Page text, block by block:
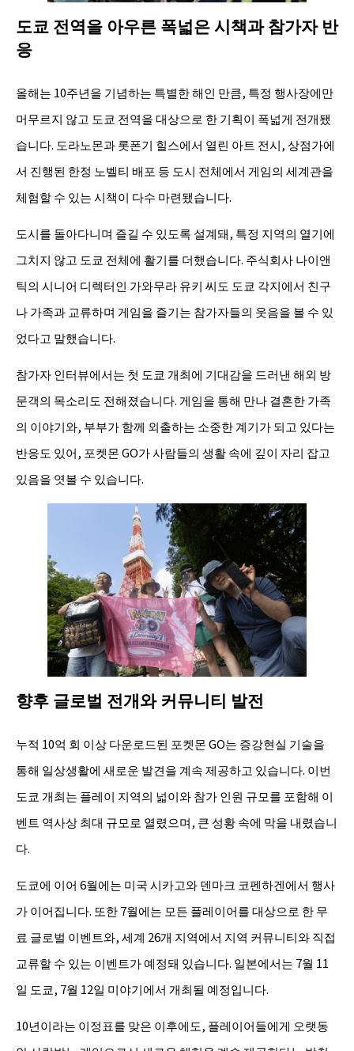
도쿄 전역을 아우른 폭넓은 시책과 참가자 반
응
올해는 10주년을 기념하는 특별한 해인 만큼, 특정 행사장에만
머무르지 않고 도쿄 전역을 대상으로 한 기획이 폭넓게 전개됐
습니다. 도라노몬과 롯폰기 힐스에서 열린 아트 전시, 상점가에
서 진행된 한정 노벨티 배포 등 도시 전체에서 게임의 세계관을
체험할 수 있는 시책이 다수 마련됐습니다.
도시를 돌아다니며 즐길 수 있도록 설계돼, 특정 지역의 열기에
그치지 않고 도쿄 전체에 활기를 더했습니다. 주식회사 나이앤
틱의 시니어 디렉터인 가와무라 유키 씨도 도쿄 각지에서 친구
나 가족과 교류하며 게임을 즐기는 참가자들의 웃음을 볼 수 있
었다고 말했습니다.
참가자 인터뷰에서는 첫 도쿄 개최에 기대감을 드러낸 해외 방
문객의 목소리도 전해졌습니다. 게임을 통해 만나 결혼한 가족
의 이야기와, 부부가 함께 외출하는 소중한 계기가 되고 있다는
반응도 있어, 포켓몬 GO가 사람들의 생활 속에 깊이 자리 잡고
있음을 엿볼 수 있습니다.
향후 글로벌 전개와 커뮤니티 발전
누적 10억 회 이상 다운로드된 포켓몬 GO는 증강현실 기술을
통해 일상생활에 새로운 발견을 계속 제공하고 있습니다. 이번
도쿄 개최는 플레이 지역의 넓이와 참가 인원 규모를 포함해 이
벤트 역사상 최대 규모로 열렸으며, 큰 성황 속에 막을 내렸습니
다.
도쿄에 이어 6월에는 미국 시카고와 덴마크 코펜하겐에서 행사
가 이어집니다. 또한 7월에는 모든 플레이어를 대상으로 한 무
료 글로벌 이벤트와, 세계 26개 지역에서 지역 커뮤니티와 직접
교류할 수 있는 이벤트가 예정돼 있습니다. 일본에서는 7월 11
일 도쿄, 7월 12일 미야기에서 개최될 예정입니다.
10년이라는 이정표를 맞은 이후에도, 플레이어들에게 오랫동